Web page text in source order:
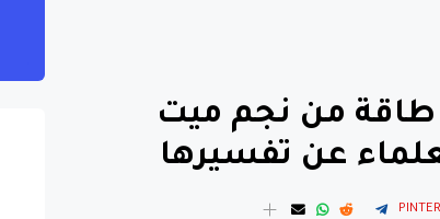
طاقة من نجم ميت
عن تفسيرها